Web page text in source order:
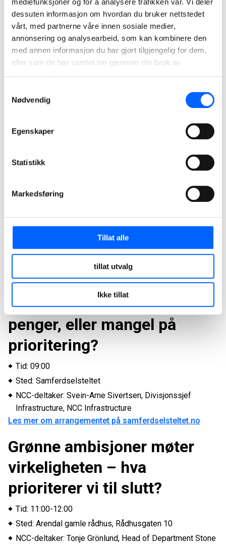
dessuten informasjon om hvordan du bruker nettstedet
vårt, med partnerne våre innen sosiale medier,
annonsering og analysearbeid, som kan kombinere den
med annen informasjon du har gjort tilgjengelig for dem,
eller som de har samlet inn gjennom din bruk av
Nødvendig
Egenskaper
Statistikk
Markedsføring
Tillat alle
tillat utvalg
Ikke tillat
Det mingles hos baker’n
Tid: 17:30-19:00
Sted: Baker Jørgensen sal A
Les mer om arrangementet på arendalsuka.no
Hvordan kan vi raskt gjøre
fylkesveiene tryggere?
NCC-deltaker: André Waage, Head of Departement NCC
Industry Norge
Onsdag
Fra signalfeil til systemfeil –
er utfordringen mangel på
penger, eller mangel på
prioritering?
Tid: 09:00
Sted: Samferdselsteltet
NCC-deltaker: Svein-Arne Sivertsen, Divisjonssjef
Infrastructure, NCC Infrastructure
Les mer om arrangementet på samferdselsteltet.no
Grønne ambisjoner møter
virkeligheten – hva
prioriterer vi til slutt?
Tid: 11:00-12:00
Sted: Arendal gamle rådhus, Rådhusgaten 10
NCC-deltaker: Tonje Grönlund, Head of Department Stone